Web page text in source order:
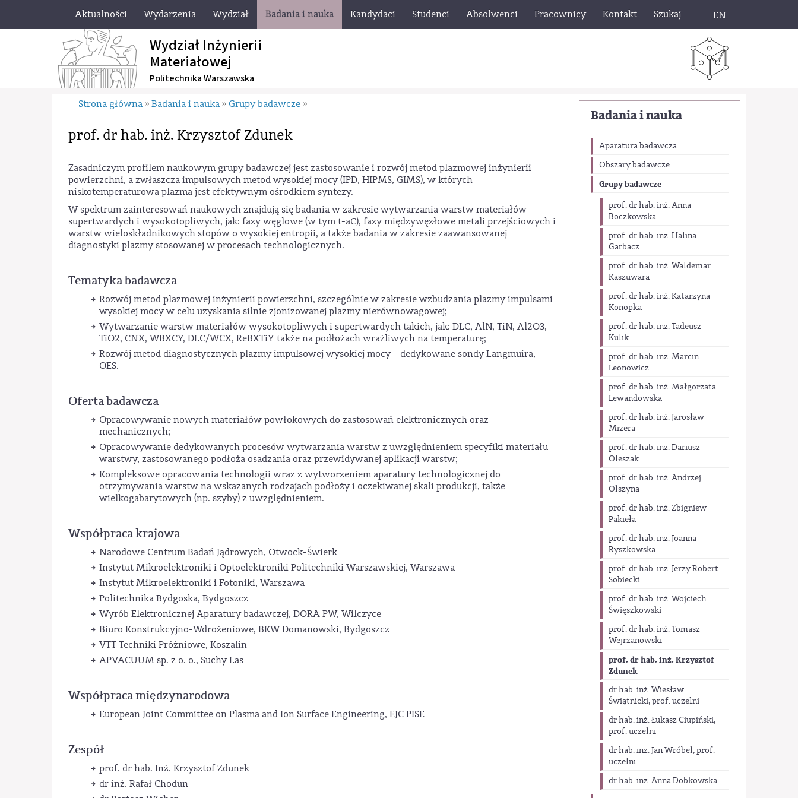
Aktualności Wydarzenia Wydział Badania i nauka Kandydaci Studenci Absolwenci Pracownicy Kontakt Szukaj EN
Wydział Inżynierii
Materiałowej
Politechnika Warszawska
Badania i nauka
Aparatura badawcza
Obszary badawcze
Grupy badawcze
prof. dr hab. inż. Anna
Boczkowska
prof. dr hab. inż. Halina
Garbacz
prof. dr hab. inż. Waldemar
Kaszuwara
prof. dr hab. inż. Katarzyna
Konopka
prof. dr hab. inż. Tadeusz
Kulik
prof. dr hab. inż. Marcin
Leonowicz
prof. dr hab. inż. Małgorzata
Lewandowska
prof. dr hab. inż. Jarosław
Mizera
prof. dr hab. inż. Dariusz
Oleszak
prof. dr hab. inż. Andrzej
Olszyna
prof. dr hab. inż. Zbigniew
Pakieła
prof. dr hab. inż. Joanna
Ryszkowska
prof. dr hab. inż. Jerzy Robert
Sobiecki
prof. dr hab. inż. Wojciech
Święszkowski
prof. dr hab. inż. Tomasz
Wejrzanowski
prof. dr hab. inż. Krzysztof
Zdunek
dr hab. inż. Wiesław
Świątnicki, prof. uczelni
dr hab. inż. Łukasz Ciupiński,
prof. uczelni
dr hab. inż. Jan Wróbel, prof.
uczelni
dr hab. inż. Anna Dobkowska
Strona główna » Badania i nauka » Grupy badawcze »
prof. dr hab. inż. Krzysztof Zdunek
Zasadniczym profilem naukowym grupy badawczej jest zastosowanie i rozwój metod plazmowej inżynierii
powierzchni, a zwłaszcza impulsowych metod wysokiej mocy (IPD, HIPMS, GIMS), w których
niskotemperaturowa plazma jest efektywnym ośrodkiem syntezy.
W spektrum zainteresowań naukowych znajdują się badania w zakresie wytwarzania warstw materiałów
supertwardych i wysokotopliwych, jak: fazy węglowe (w tym t-aC), fazy międzywęzłowe metali przejściowych i
warstw wieloskładnikowych stopów o wysokiej entropii, a także badania w zakresie zaawansowanej
diagnostyki plazmy stosowanej w procesach technologicznych.
Tematyka badawcza
Rozwój metod plazmowej inżynierii powierzchni, szczególnie w zakresie wzbudzania plazmy impulsami
wysokiej mocy w celu uzyskania silnie zjonizowanej plazmy nierównowagowej;
Wytwarzanie warstw materiałów wysokotopliwych i supertwardych takich, jak: DLC, AlN, TiN, Al2O3,
TiO2, CNX, WBXCY, DLC/WCX, ReBXTiY także na podłożach wrażliwych na temperaturę;
Rozwój metod diagnostycznych plazmy impulsowej wysokiej mocy – dedykowane sondy Langmuira,
OES.
Oferta badawcza
Opracowywanie nowych materiałów powłokowych do zastosowań elektronicznych oraz
mechanicznych;
Opracowywanie dedykowanych procesów wytwarzania warstw z uwzględnieniem specyfiki materiału
warstwy, zastosowanego podłoża osadzania oraz przewidywanej aplikacji warstw;
Kompleksowe opracowania technologii wraz z wytworzeniem aparatury technologicznej do
otrzymywania warstw na wskazanych rodzajach podłoży i oczekiwanej skali produkcji, także
wielkogabarytowych (np. szyby) z uwzględnieniem.
Współpraca krajowa
Narodowe Centrum Badań Jądrowych, Otwock-Świerk
Instytut Mikroelektroniki i Optoelektroniki Politechniki Warszawskiej, Warszawa
Instytut Mikroelektroniki i Fotoniki, Warszawa
Politechnika Bydgoska, Bydgoszcz
Wyrób Elektronicznej Aparatury badawczej, DORA PW, Wilczyce
Biuro Konstrukcyjno-Wdrożeniowe, BKW Domanowski, Bydgoszcz
VTT Techniki Próżniowe, Koszalin
APVACUUM sp. z o. o., Suchy Las
Współpraca międzynarodowa
European Joint Committee on Plasma and Ion Surface Engineering, EJC PISE
Zespół
prof. dr hab. Inż. Krzysztof Zdunek
dr inż. Rafał Chodun